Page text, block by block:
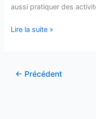
aussi pratiquer des
Faire
Lire la suite »
← Précédent